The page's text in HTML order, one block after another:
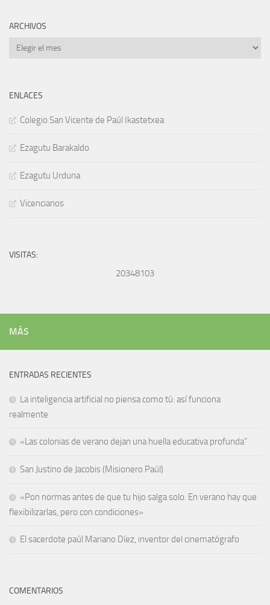
ARCHIVOS
Archivos
ENLACES
Colegio San Vicente de Paúl Ikastetxea
Ezagutu Barakaldo
Ezagutu Urduna
Vicencianos
VISITAS:
20348103
MÁS
ENTRADAS RECIENTES
La inteligencia artificial no piensa como tú: así funciona
realmente
«Las colonias de verano dejan una huella educativa profunda”
San Justino de Jacobis (Misionero Paúl)
«Pon normas antes de que tu hijo salga solo. En verano hay que
flexibilizarlas, pero con condiciones»
El sacerdote paúl Mariano Díez, inventor del cinematógrafo
COMENTARIOS